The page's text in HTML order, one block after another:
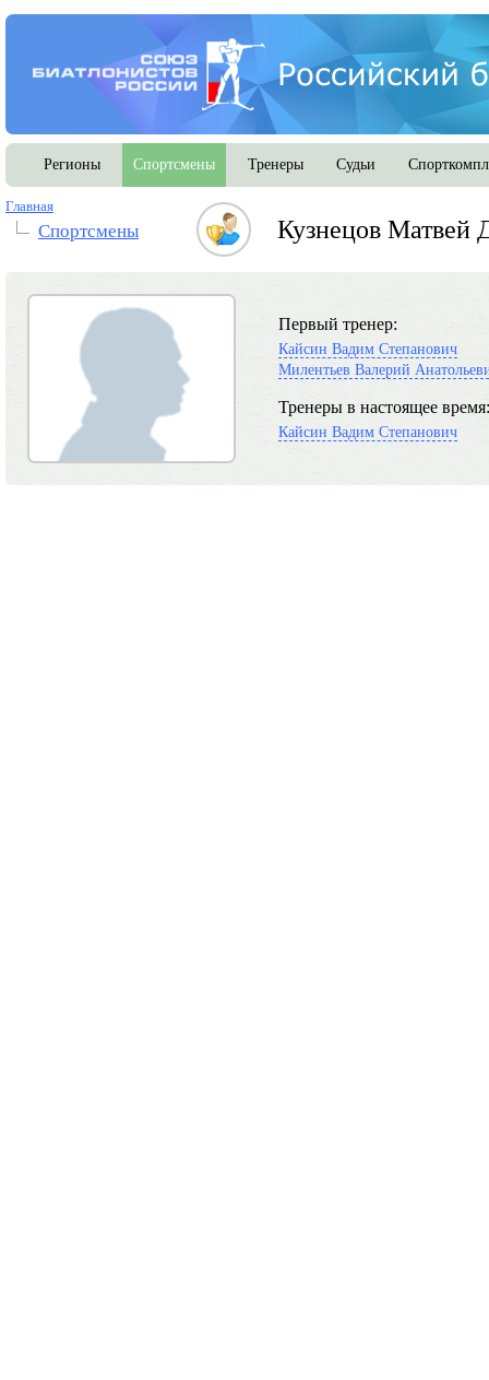
Регионы Спортсмены Тренеры Судьи
Главная
Спортсмены Кузнецов Матвей
Первый тренер:
Кайсин Вадим Степанович
Милентьев Валерий
Тренеры в настоящее время:
Кайсин Вадим Степанович